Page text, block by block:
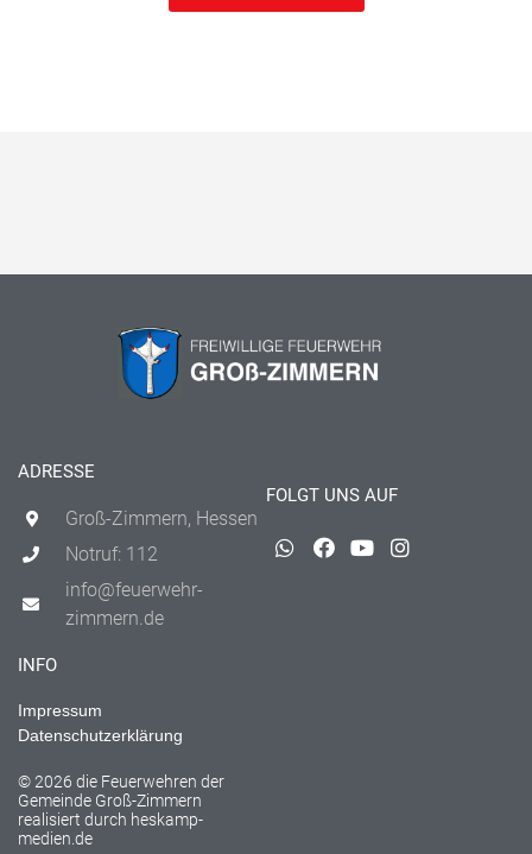
ADRESSE
Groß-Zimmern, Hessen
Notruf: 112
info@feuerwehr-
zimmern.de
FOLGT UNS AUF
INFO
Impressum
Datenschutzerklärung
© 2026 die Feuerwehren der
Gemeinde Groß-Zimmern
realisiert durch heskamp-
medien.de